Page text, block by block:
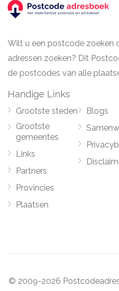
Wilt u een postcode zoeken
adressen zoeken? Dit
de postcodes van alle
Handige Links
Grootste steden
Grootste
gemeentes
Links
Partners
Provincies
Plaatsen
Blogs
© 2009-2026